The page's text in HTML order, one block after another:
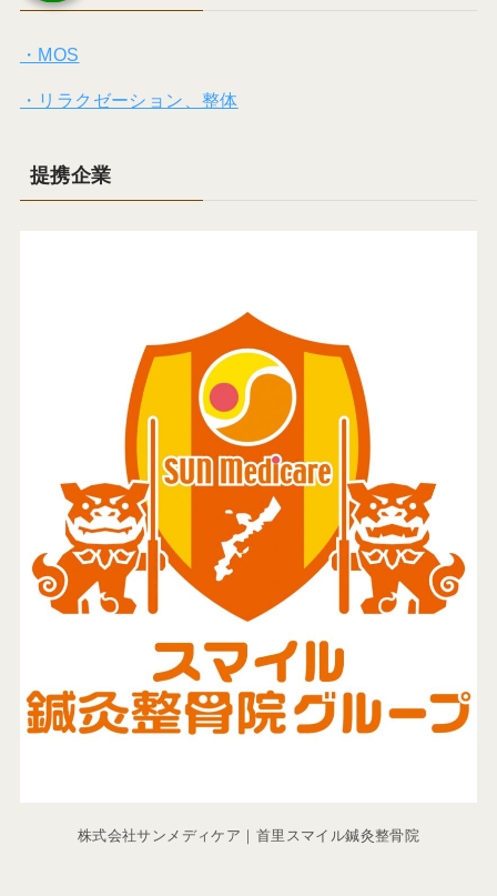
・MOS
・リラクゼーション、整体
提携企業
株式会社サンメディケア｜首里スマイル鍼灸整骨院